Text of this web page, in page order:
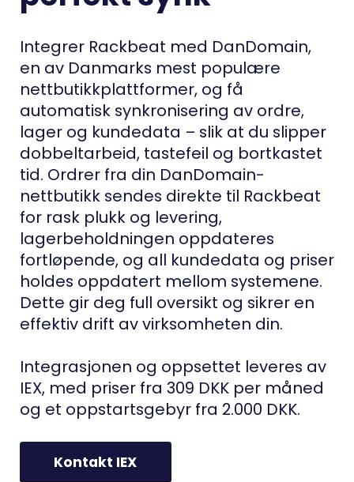
Integrer Rackbeat med DanDomain,
en av Danmarks mest populære
nettbutikkplattformer, og få
automatisk synkronisering av ordre,
lager og kundedata – slik at du slipper
dobbeltarbeid, tastefeil og bortkastet
tid. Ordrer fra din DanDomain-
nettbutikk sendes direkte til Rackbeat
for rask plukk og levering,
lagerbeholdningen oppdateres
fortløpende, og all kundedata og priser
holdes oppdatert mellom systemene.
Dette gir deg full oversikt og sikrer en
effektiv drift av virksomheten din.
Integrasjonen og oppsettet leveres av
IEX, med priser fra 309 DKK per måned
og et oppstartsgebyr fra 2.000 DKK.
Kontakt IEX